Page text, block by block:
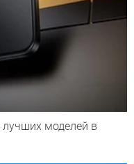
моделей в